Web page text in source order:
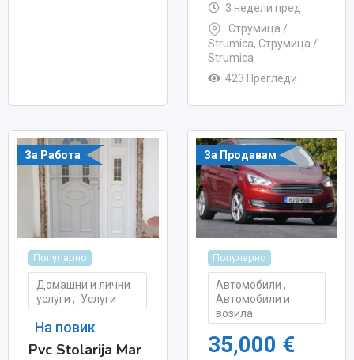
3 недели пред
Струмица /
Strumica, Струмица /
Strumica
423 Прегледи
За Работа
Популарно
Домашни и лични
услуги , Услуги
На повик
Pvc Stolarija Mar
За Продавам
Популарно
Автомобили ,
Автомобили и
возила
35,000 €